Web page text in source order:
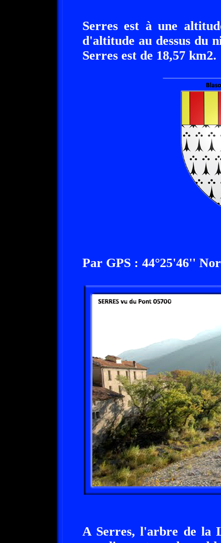
Serres est à une
d'altitude au dessus du
Serres est de 18,57 km2.
Par GPS : 44°25'46''
A Serres, l'arbre de la